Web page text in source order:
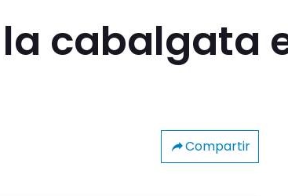
cabalgata
Compartir